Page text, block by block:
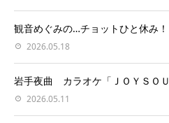
観音めぐみの…チョットひと休み
2026.05.18
岩手夜曲 カラオケ「ＪＯＹＳＯＵ
2026.05.11